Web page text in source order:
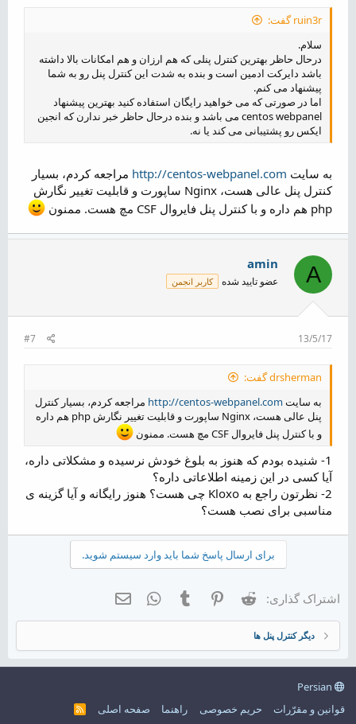
ruin3r گفت:
سلام.
درحال حاظر بهترین کنترل پنلی که هم ارزان و هم امکانات بالا داشته
باشد دایرکت ادمین است و بنده به شدت این کنترل پنل رو به شما
پیشنهاد می کنم.
اما در صورتی که می خواهید رایگان استفاده کنید بهترین پیشنهاد
centos webpanel می باشد و بنده درحال حاظر خبر ندارن که انجین
ایکس رو پشتیبانی می کند یا نه.
به سایت http://centos-webpanel.com مراجعه کردم، بسیار
کنترل پنل عالی هست، Nginx ساپورت و قابلیت تغییر نگارش
php هم داره و با کنترل پنل فایروال CSF مچ هست. ممنون
A
amin
عضو تایید شده کاربر انجمن
13/5/17
#7
drsherman گفت:
به سایتhttp://centos-webpanel.com مراجعه کردم، بسیار کنترل
پنل عالی هست، Nginx ساپورت و قابلیت تغییر نگارش php هم داره
و با کنترل پنل فایروال CSF مچ هست. ممنون
1- شنیده بودم که هنوز به بلوغ خودش نرسیده و مشکلاتی داره،
آیا کسی در این زمینه اطلاعاتی داره؟
2- نظرتون راجع به Kloxo چی هست؟ هنوز رایگانه و آیا گزینه ی
مناسبی برای نصب هست؟
برای ارسال پاسخ شما باید وارد سیستم شوید.
اشتراک گذاری: Reddit
Pinterest
Tumblr
WhatsApp
دیگر کنترل پنل ها
قوانین و مقرّرات
حریم خصوصی راهنما صفحه اصلی
R